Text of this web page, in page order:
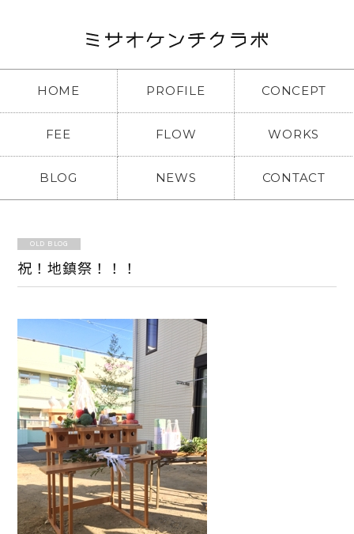
HOME PROFILE CONCEPT
FEE FLOW WORKS
BLOG NEWS CONTACT
OLD BLOG
祝！地鎮祭！！！